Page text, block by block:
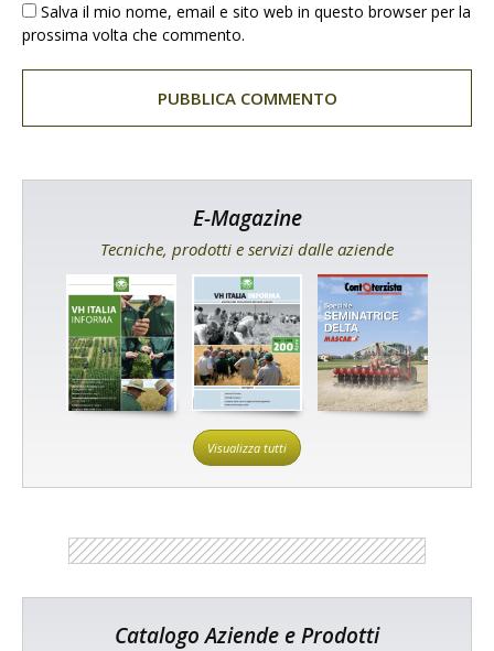
Salva il mio nome, email e sito web in questo browser per la
prossima volta che commento.
E-Magazine
Tecniche, prodotti e servizi dalle aziende
Visualizza tutti
Catalogo Aziende e Prodotti